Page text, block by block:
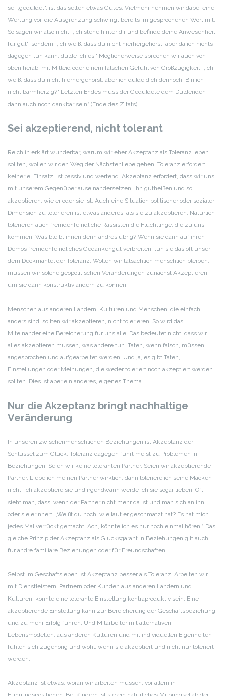
sei „geduldet“, ist das selten etwas Gutes. Vielmehr nehmen wir dabei eine
Wertung vor, die Ausgrenzung schwingt bereits im gesprochenen Wort mit.
So sagen wir also nicht: „Ich stehe hinter dir und befinde deine Anwesenheit
für gut“, sondern: „Ich weiß, dass du nicht hierhergehörst, aber da ich nichts
dagegen tun kann, dulde ich es.“ Möglicherweise sprechen wir auch von
oben herab, mit Mitleid oder einem falschen Gefühl von Großzügigkeit: „Ich
weiß, dass du nicht hierhergehörst, aber ich dulde dich dennoch. Bin ich
nicht barmherzig?“ Letzten Endes muss der Geduldete dem Duldenden
dann auch noch dankbar sein“ (Ende des Zitats).
Sei akzeptierend, nicht tolerant
Reichlin erklärt wunderbar, warum wir eher Akzeptanz als Toleranz leben
sollten, wollen wir den Weg der Nächstenliebe gehen. Toleranz erfordert
keinerlei Einsatz, ist passiv und wertend. Akzeptanz erfordert, dass wir uns
mit unserem Gegenüber auseinandersetzen, ihn gutheißen und so
akzeptieren, wie er oder sie ist. Auch eine Situation politischer oder sozialer
Dimension zu tolerieren ist etwas anderes, als sie zu akzeptieren. Natürlich
tolerieren auch fremdenfeindliche Rassisten die Flüchtlinge, die zu uns
kommen. Was bleibt ihnen denn andres übrig? Wenn sie dann auf ihren
Demos fremdenfeindliches Gedankengut verbreiten, tun sie das oft unser
dem Deckmantel der Toleranz. Wollen wir tatsächlich menschlich bleiben,
müssen wir solche geopolitischen Veränderungen zunächst Akzeptieren,
um sie dann konstruktiv ändern zu können.
Menschen aus anderen Ländern, Kulturen und Menschen, die einfach
anders sind, sollten wir akzeptieren, nicht tolerieren. So wird das
Miteinander eine Bereicherung für uns alle. Das bedeutet nicht, dass wir
alles akzeptieren müssen, was andere tun. Taten, wenn falsch, müssen
angesprochen und aufgearbeitet werden. Und ja, es gibt Taten,
Einstellungen oder Meinungen, die weder toleriert noch akzeptiert werden
sollten. Dies ist aber ein anderes, eigenes Thema.
Nur die Akzeptanz bringt nachhaltige
Veränderung
In unseren zwischenmenschlichen Beziehungen ist Akzeptanz der
Schlüssel zum Glück. Toleranz dagegen führt meist zu Problemen in
Beziehungen. Seien wir keine toleranten Partner. Seien wir akzeptierende
Partner. Liebe ich meinen Partner wirklich, dann toleriere ich seine Macken
nicht. Ich akzeptiere sie und irgendwann werde ich sie sogar lieben. Oft
sieht man, dass, wenn der Partner nicht mehr da ist und man sich an ihn
oder sie erinnert. „Weißt du noch, wie laut er geschmatzt hat? Es hat mich
jedes Mal verrückt gemacht. Ach, könnte ich es nur noch einmal hören!“ Das
gleiche Prinzip der Akzeptanz als Glücksgarant in Beziehungen gilt auch
für andre familiäre Beziehungen oder für Freundschaften.
Selbst im Geschäftsleben ist Akzeptanz besser als Toleranz. Arbeiten wir
mit Dienstleistern, Partnern oder Kunden aus anderen Ländern und
Kulturen, könnte eine tolerante Einstellung kontraproduktiv sein. Eine
akzeptierende Einstellung kann zur Bereicherung der Geschäftsbeziehung
und zu mehr Erfolg führen. Und Mitarbeiter mit alternativen
Lebensmodellen, aus anderen Kulturen und mit individuellen Eigenheiten
fühlen sich zugehörig und wohl, wenn sie akzeptiert und nicht nur toleriert
werden.
Akzeptanz ist etwas, woran wir arbeiten müssen, vor allem in